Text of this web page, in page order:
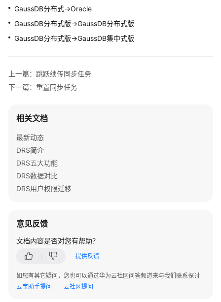
同
步
任
置
同
同
任
DDL
AZ
GaussDB分布式->Oracle
GaussDB分布式版->GaussDB分布式版
GaussDB分布式版->GaussDB集中式版
上一篇：跳跃续传同步任务
下一篇：重置同步任务
相关文档
最新动态
DRS简介
DRS五大功能
DRS数据对比
DRS用户权限迁移
意见反馈
文档内容是否对您有帮助？
提供反馈
如您有其它疑问，您也可以通过华为云社区问答频道来与我们联系探讨
云宝助手提问
云社区提问